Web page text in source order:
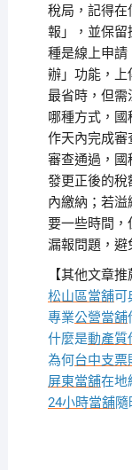
稅局，記得在
報」，並保留
種是線上申請
辦」功能，上
最省時，但需
哪種方式，
作天內完成審
審查通過，國
發更正後的稅
內繳納；若
要一些時間，
漏報問題，避
【其他文章推
松山區當舖可
專業公營當舖
什麼是動產質
為何台中支票
屏東當舖在地
24小時當舖隨